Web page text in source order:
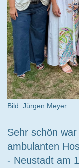
Bild: Jürgen Meyer
Sehr schön
ambulanten
- Neustadt am